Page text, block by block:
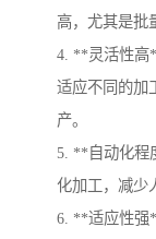
高，尤其是批
4. **灵活性高
适应不同的加
产。
5. **自动化程
化加工，减少
6. **适应性强